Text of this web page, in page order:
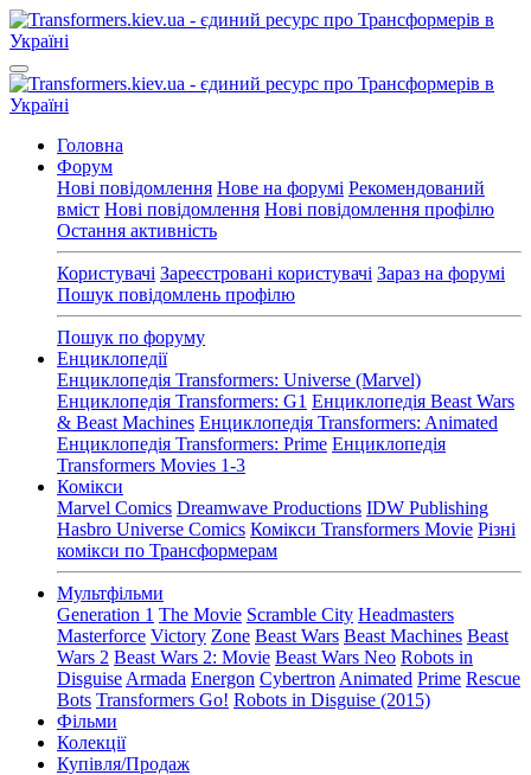
Головна
Форум
Нові повідомлення Нове на форумі Рекомендований
вміст Нові повідомлення Нові повідомлення профілю
Остання активність
Користувачі Зареєстровані користувачі Зараз на форумі
Пошук повідомлень профілю
Пошук по форуму
Енциклопедії
Енциклопедія Transformers: Universe (Marvel)
Енциклопедія Transformers: G1 Енциклопедія Beast Wars
& Beast Machines Енциклопедія Transformers: Animated
Енциклопедія Transformers: Prime Енциклопедія
Transformers Movies 1-3
Комікси
Marvel Comics Dreamwave Productions IDW Publishing
Hasbro Universe Comics Комікси Transformers Movie Різні
комікси по Трансформерам
Мультфільми
Generation 1 The Movie Scramble City Headmasters
Masterforce Victory Zone Beast Wars Beast Machines Beast
Wars 2 Beast Wars 2: Movie Beast Wars Neo Robots in
Disguise Armada Energon Cybertron Animated Prime Rescue
Bots Transformers Go! Robots in Disguise (2015)
Фільми
Колекції
Купівля/Продаж